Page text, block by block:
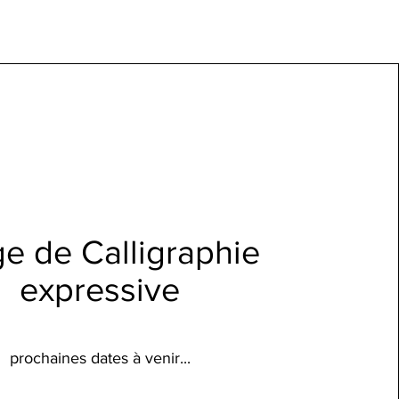
de Calligraphie
expressive
prochaines dates à venir...